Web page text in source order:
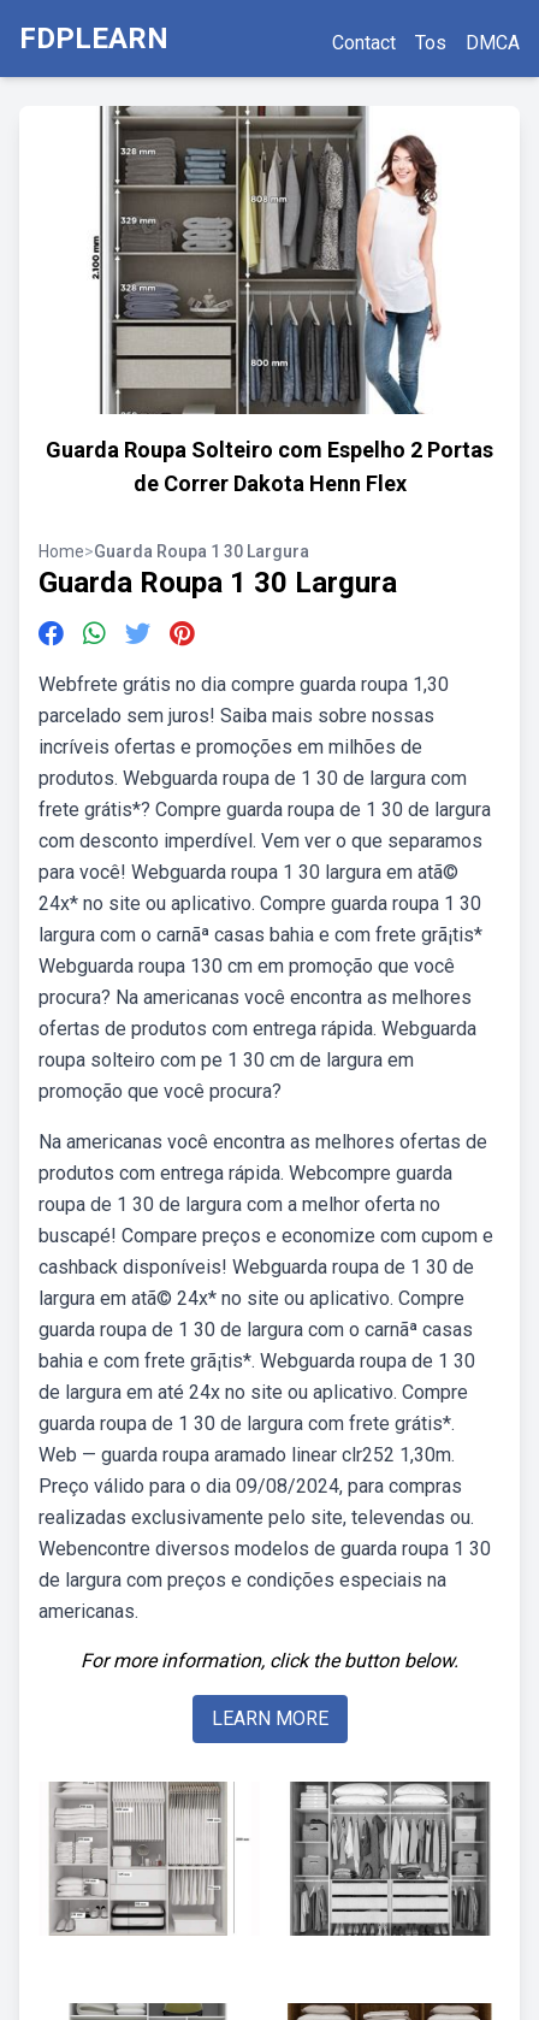
FDPLEARN Contact Tos DMCA
Guarda Roupa Solteiro com Espelho 2 Portas
de Correr Dakota Henn Flex
Home>Guarda Roupa 1 30 Largura
Guarda Roupa 1 30 Largura
Webfrete grátis no dia compre guarda roupa 1,30
parcelado sem juros! Saiba mais sobre nossas
incríveis ofertas e promoções em milhões de
produtos. Webguarda roupa de 1 30 de largura com
frete grátis*? Compre guarda roupa de 1 30 de largura
com desconto imperdível. Vem ver o que separamos
para você! Webguarda roupa 1 30 largura em atã©
24x* no site ou aplicativo. Compre guarda roupa 1 30
largura com o carnãª casas bahia e com frete grã¡tis*
Webguarda roupa 130 cm em promoção que você
procura? Na americanas você encontra as melhores
ofertas de produtos com entrega rápida. Webguarda
roupa solteiro com pe 1 30 cm de largura em
promoção que você procura?
Na americanas você encontra as melhores ofertas de
produtos com entrega rápida. Webcompre guarda
roupa de 1 30 de largura com a melhor oferta no
buscapé! Compare preços e economize com cupom e
cashback disponíveis! Webguarda roupa de 1 30 de
largura em atã© 24x* no site ou aplicativo. Compre
guarda roupa de 1 30 de largura com o carnãª casas
bahia e com frete grã¡tis*. Webguarda roupa de 1 30
de largura em até 24x no site ou aplicativo. Compre
guarda roupa de 1 30 de largura com frete grátis*.
Web — guarda roupa aramado linear clr252 1,30m.
Preço válido para o dia 09/08/2024, para compras
realizadas exclusivamente pelo site, televendas ou.
Webencontre diversos modelos de guarda roupa 1 30
de largura com preços e condições especiais na
americanas.
For more information, click the button below.
LEARN MORE